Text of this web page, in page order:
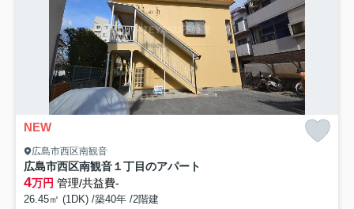
NEW
広島市西区南観音
広島市西区南観音１丁目のアパート
4万円 管理/共益費-
26.45㎡ (1DK) /築40年 /2階建